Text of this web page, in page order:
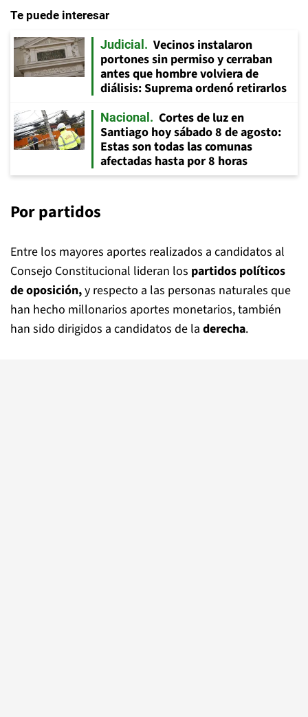
Te puede interesar
Judicial
Vecinos instalaron
portones sin permiso y cerraban
antes que hombre volviera de
diálisis: Suprema ordenó retirarlos
Nacional
Cortes de luz en
Santiago hoy sábado 8 de agosto:
Estas son todas las comunas
afectadas hasta por 8 horas
Por partidos
Entre los mayores aportes realizados a candidatos al
Consejo Constitucional lideran los partidos políticos
de oposición,y respecto a las personas naturales que
han hecho millonarios aportes monetarios, también
han sido dirigidos a candidatos de la derecha.